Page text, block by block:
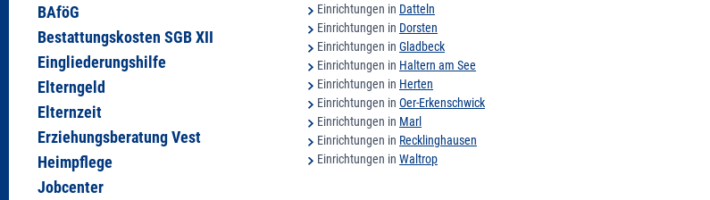
BAföG
Bestattungskosten SGB XII
Eingliederungshilfe
Elterngeld
Elternzeit
Erziehungsberatung Vest
Heimpflege
Jobcenter
Einrichtungen in Datteln
Einrichtungen in Dorsten
Einrichtungen in Gladbeck
Einrichtungen in Haltern am See
Einrichtungen in Herten
Einrichtungen in Oer-Erkenschwick
Einrichtungen in Marl
Einrichtungen in Recklinghausen
Einrichtungen in Waltrop